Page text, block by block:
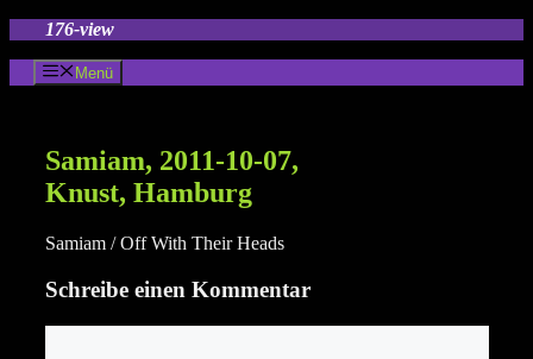
springen
176-view
Menü
Samiam, 2011-10-07,
Knust, Hamburg
Samiam / Off With Their Heads
Schreibe einen Kommentar